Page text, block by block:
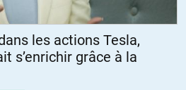
les actions Tesla,
s’enrichir grâce à la